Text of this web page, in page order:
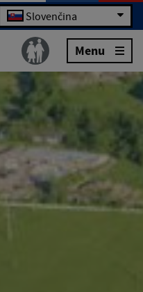
Slovenčina
Menu